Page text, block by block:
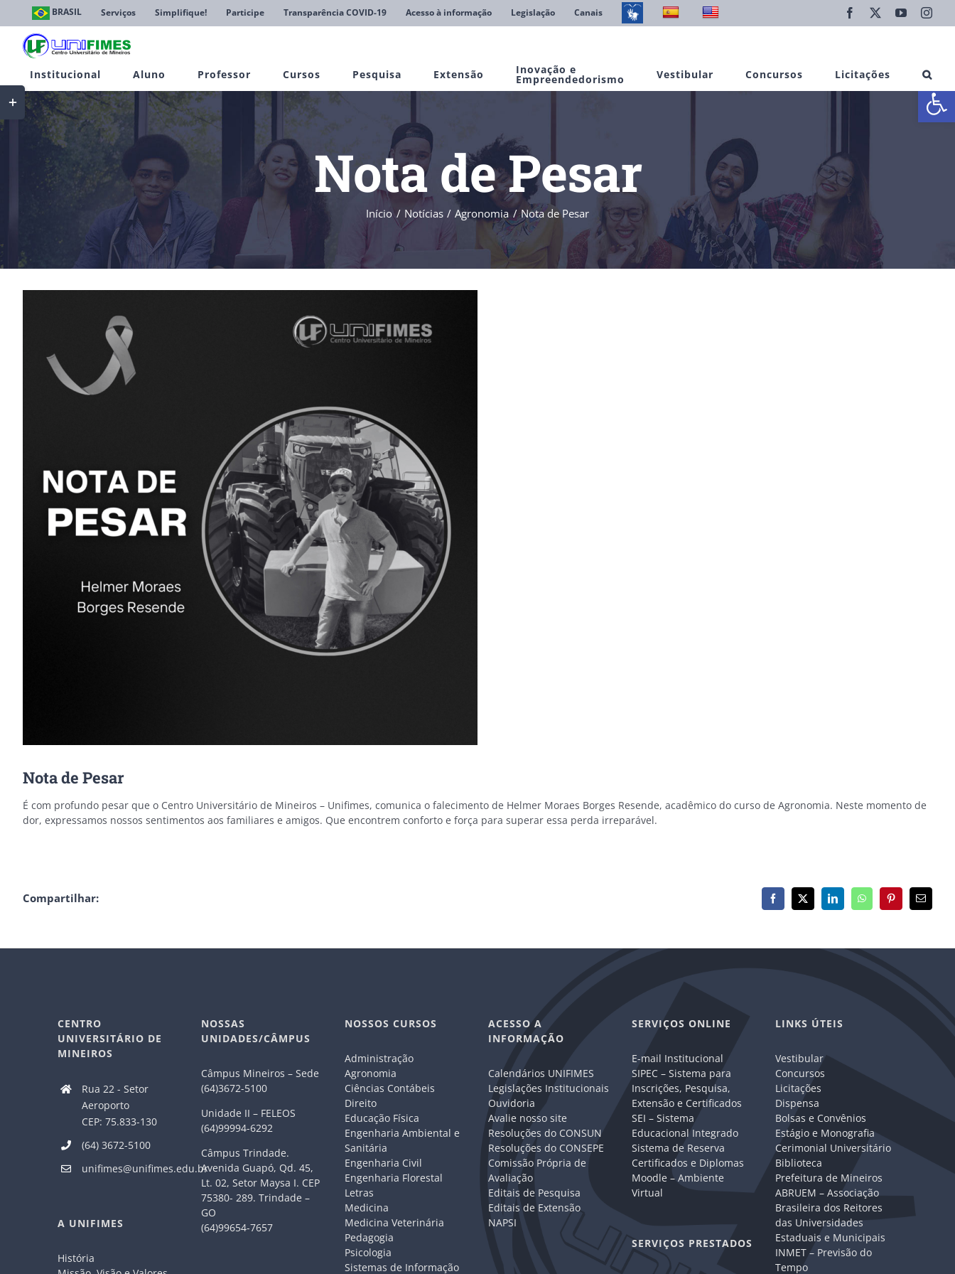
Abrir
conteúdo
BRASIL Serviços Simplifique! Participe Transparência COVID-19 Acesso à informação Legislação Canais Facebook YouTube
Institucional Aluno Professor Cursos Pesquisa Extensão Inovação e
Empreendedorismo Vestibular Concursos Licitações
Nota de Pesar
Início Notícias Agronomia Nota de Pesar
Nota de Pesar
É com profundo pesar que o Centro Universitário de Mineiros – Unifimes, comunica o falecimento de Helmer Moraes Borges Resende, acadêmico do curso de Agronomia. Neste momento de
dor, expressamos nossos sentimentos aos familiares e amigos. Que encontrem conforto e força para superar essa perda irreparável.
Compartilhar: Facebook
X LinkedInWhatsAppPinterest
E-
mail
CENTRO
UNIVERSITÁRIO DE
MINEIROS
Rua 22 - Setor
Aeroporto
CEP: 75.833-130
(64) 3672-5100
unifimes@unifimes.edu.br
A UNIFIMES
História
NOSSAS
UNIDADES/CÂMPUS
Câmpus Mineiros – Sede
(64)3672-5100
Unidade II – FELEOS
(64)99994-6292
Câmpus Trindade.
Avenida Guapó, Qd. 45,
Lt. 02, Setor Maysa I. CEP
75380- 289. Trindade –
GO
(64)99654-7657
NOSSOS CURSOS
Administração
Agronomia
Ciências Contábeis
Direito
Educação Física
Engenharia Ambiental e
Sanitária
Engenharia Civil
Engenharia Florestal
Letras
Medicina
Medicina Veterinária
Pedagogia
Psicologia
Sistemas de Informação
ACESSO A
INFORMAÇÃO
Calendários UNIFIMES
Legislações Institucionais
Ouvidoria
Avalie nosso site
Resoluções do CONSUN
Resoluções do CONSEPE
Comissão Própria de
Avaliação
Editais de Pesquisa
Editais de Extensão
NAPSI
SERVIÇOS ONLINE
E-mail Institucional
SIPEC – Sistema para
Inscrições, Pesquisa,
Extensão e Certificados
SEI – Sistema
Educacional Integrado
Sistema de Reserva
Certificados e Diplomas
Moodle – Ambiente
Virtual
SERVIÇOS PRESTADOS
LINKS ÚTEIS
Vestibular
Concursos
Licitações
Dispensa
Bolsas e Convênios
Estágio e Monografia
Cerimonial Universitário
Biblioteca
Prefeitura de Mineiros
ABRUEM – Associação
Brasileira dos Reitores
das Universidades
Estaduais e Municipais
INMET – Previsão do
Tempo
Toggle
Sliding
Bar